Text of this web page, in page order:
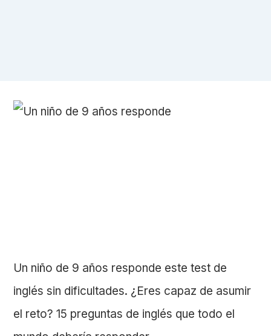
Un niño de 9 años responde este test de
inglés sin dificultades. ¿Eres capaz de asumir
el reto? 15 preguntas de inglés que todo el